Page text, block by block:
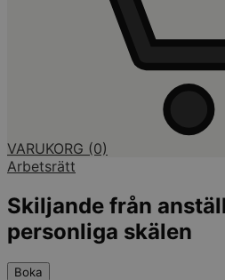
VARUKORG (0)
Arbetsrätt
Skiljande från
personliga skälen
Boka